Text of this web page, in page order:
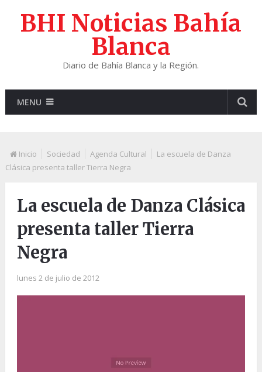
BHI Noticias Bahía
Blanca
Diario de Bahía Blanca y la Región.
MENU
Inicio Sociedad Agenda Cultural
La escuela de Danza
Clásica presenta taller Tierra Negra
La escuela de Danza Clásica
presenta taller Tierra
Negra
lunes 2 de julio de 2012